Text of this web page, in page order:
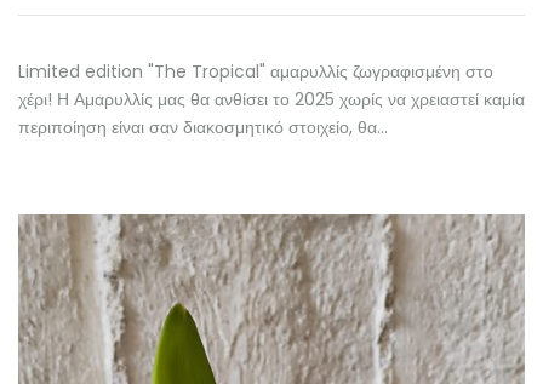
Limited edition "The Tropical" αμαρυλλίς ζωγραφισμένη στο
χέρι! Η Αμαρυλλίς μας θα ανθίσει το 2025 χωρίς να χρειαστεί καμία
περιποίηση είναι σαν διακοσμητικό στοιχείο, θα…